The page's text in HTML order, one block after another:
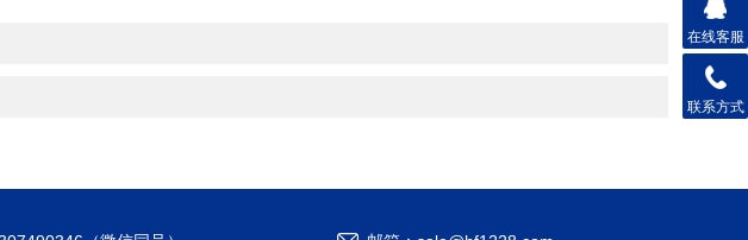
在线客服
联系方式